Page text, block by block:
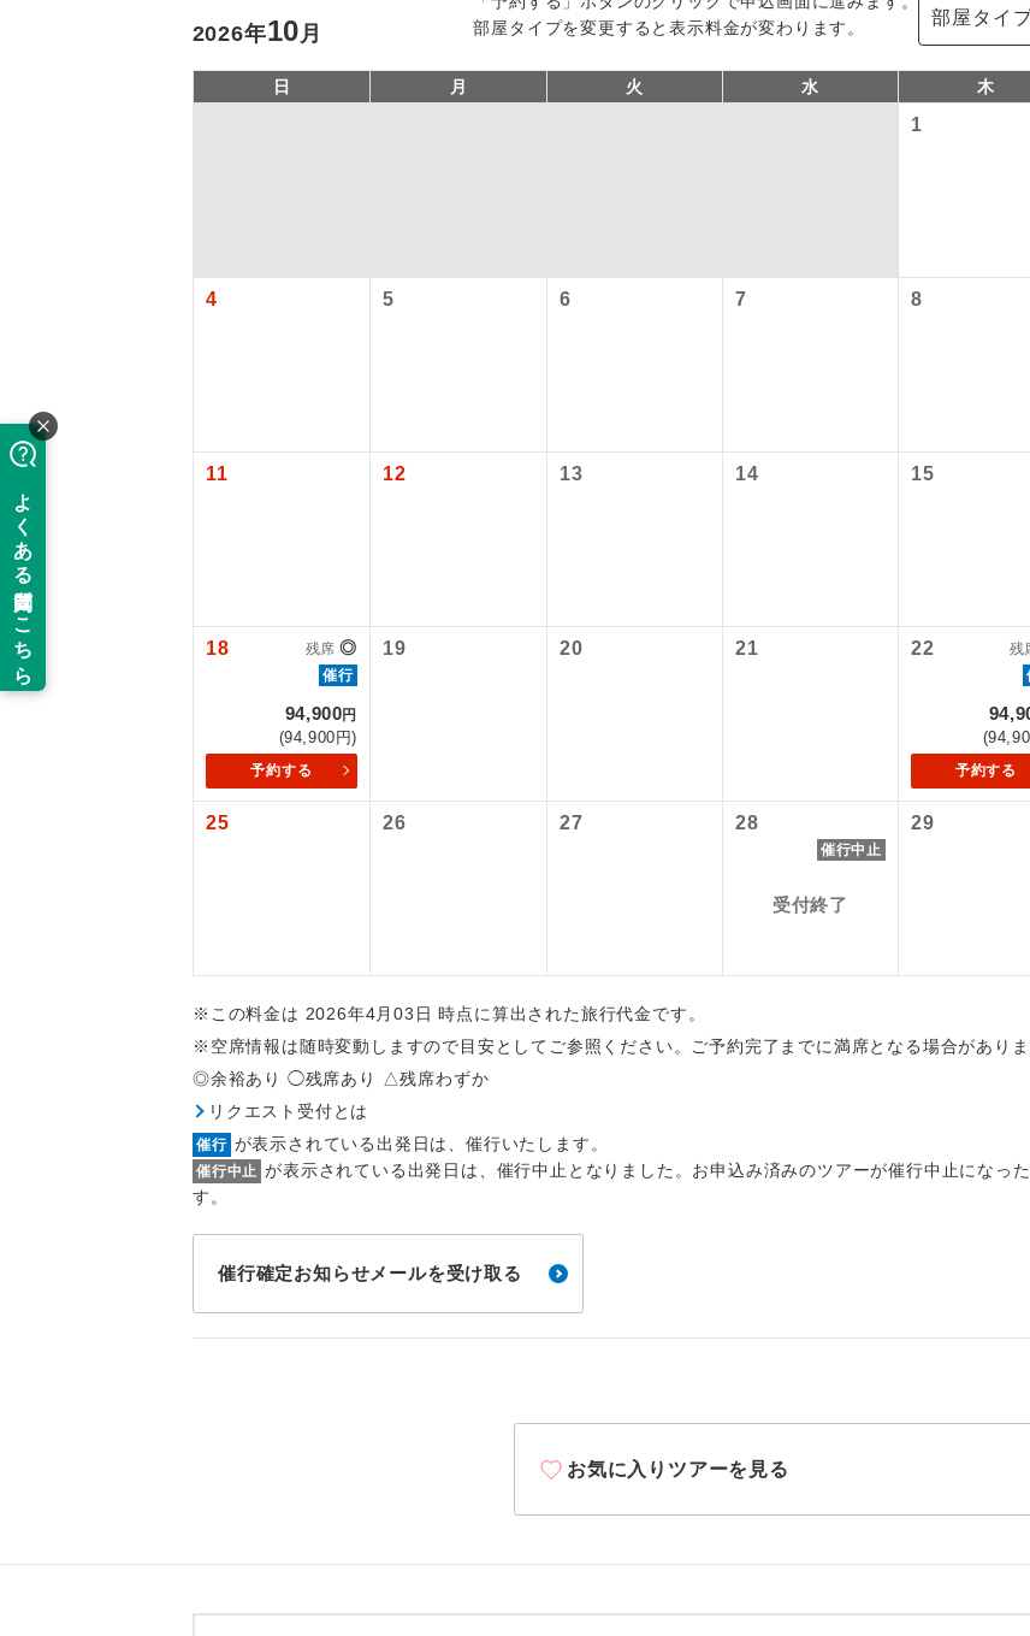
部屋タイプを変更すると表示料金が変わります。
部屋タイ
2026年10 月
日 月 火 水 木
1
4 5 6 7 8
11 12 13 14 15
18 残席 ◎
催行
94,900円
(94,900円)
予約する
19 20 21 22 残
予約する
25 26 27 28
催行中止
受付終了
29
※この料金は 2026年4月03日 時点に算出された旅行代金です。
※空席情報は随時変動しますので目安としてご参照ください。ご予約完了までに満席となる場合がありま
◎余裕あり ◯残席あり △残席わずか
リクエスト受付とは
催行 が表示されている出発日は、催行いたします。
催行中止 が表示されている出発日は、催行中止となりました。お申込み済みのツアーが催行中止になっ
す。
催行確定お知らせメールを受け取る
お気に入りツアーを見る
現地添乗員同行
ユネスコに登録されている文化遺産や自
絶景スポットに立ち寄るコースです。
温泉地にも宿泊するコースです。
ご宿泊ホテルに露天風呂が付いています。
ご宿泊ホテルに大浴場が付いています。
全食事付き
お部屋食 お部屋にてゆっくりとお召し上がりいた
1名様催行 1名様から出発可能な個人型プランです。
2名様催行
女性限定 女性限定でご参加いただけるコースです。
年齢制限あり ご参加にあたり年齢に制限があるコース
利用航空会社が指定なので、ご出発の計